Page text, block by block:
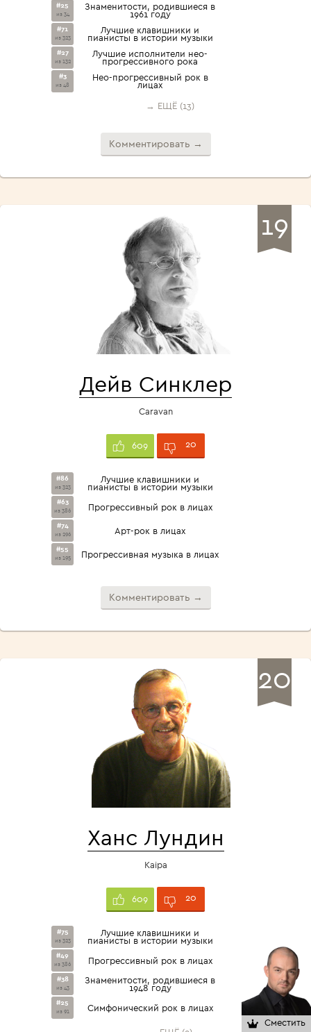
#25
из 34
Знаменитости, родившиеся в
1961 году
#71
из 323
Лучшие клавишники и
пианисты в истории музыки
#27
из 132
Лучшие исполнители нео-
прогрессивного рока
#3
из 48
Нео-прогрессивный рок в
лицах
→ ЕЩЁ (13)
Комментировать →
19
Дейв Синклер
Caravan
609 20
#86
из 323
Лучшие клавишники и
пианисты в истории музыки
#63
из 386 Прогрессивный рок в лицах
#74
из 296 Арт-рок в лицах
#55
из 195 Прогрессивная музыка в лицах
Комментировать →
20
Ханс Лундин
Kaipa
609 20
#75
из 323
Лучшие клавишники и
пианисты в истории музыки
#49
из 386 Прогрессивный рок в лицах
#38
из 43
Знаменитости, родившиеся в
1948 году
#25
из 91 Симфонический рок в лицах
Сместить